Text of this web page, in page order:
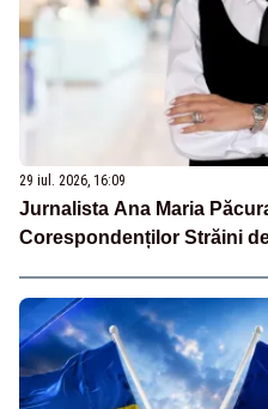
29 iul. 2026, 16:09
Jurnalista Ana Maria
Corespondenților Străini